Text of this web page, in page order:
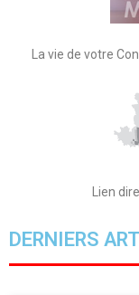
La vie de votre
Lien
DERNIERS